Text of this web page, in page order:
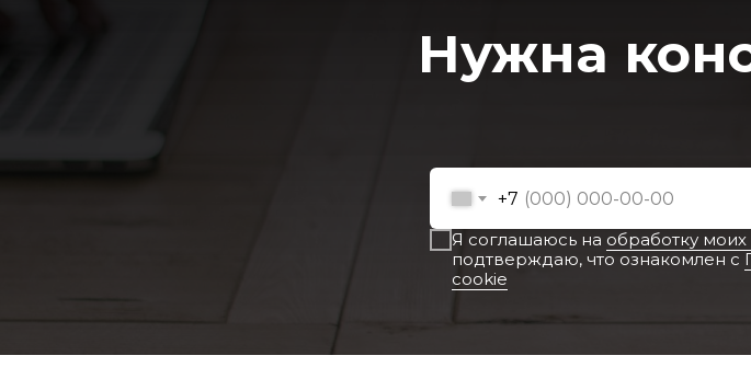
Нужна
+7
Я соглашаюсь на обработку
подтверждаю, что ознакомлен с
cookie